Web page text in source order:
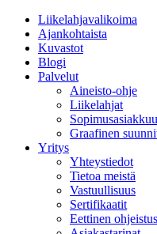
Liikelahjavalikoima
Ajankohtaista
Kuvastot
Blogi
Palvelut
Aineisto-ohje
Liikelahjat
Graafinen
Yritys
Yhteystiedot
Tietoa meistä
Vastuullisuus
Sertifikaatit
Eettinen